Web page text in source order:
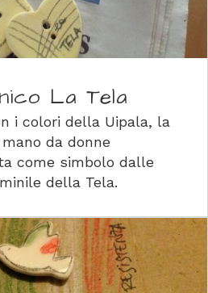
La Tela
i colori della Uipala, la
da donne
come simbolo dalle
della Tela.